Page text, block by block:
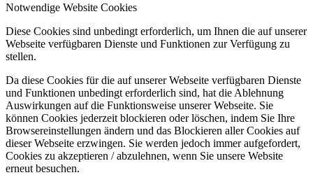
Notwendige Website Cookies
Diese Cookies sind unbedingt erforderlich, um Ihnen die auf unserer
Webseite verfügbaren Dienste und Funktionen zur Verfügung zu
stellen.
Da diese Cookies für die auf unserer Webseite verfügbaren Dienste
und Funktionen unbedingt erforderlich sind, hat die Ablehnung
Auswirkungen auf die Funktionsweise unserer Webseite. Sie
können Cookies jederzeit blockieren oder löschen, indem Sie Ihre
Browsereinstellungen ändern und das Blockieren aller Cookies auf
dieser Webseite erzwingen. Sie werden jedoch immer aufgefordert,
Cookies zu akzeptieren / abzulehnen, wenn Sie unsere Website
erneut besuchen.